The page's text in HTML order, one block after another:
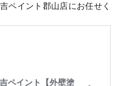
ペイント郡山店にお任せく